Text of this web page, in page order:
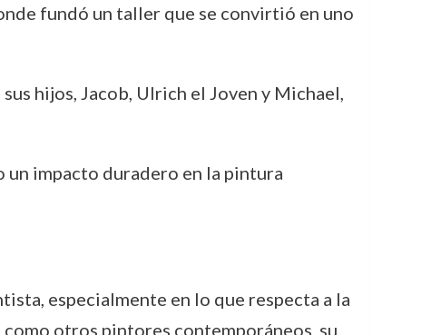
fundó un taller que se convirtió en uno
hijos, Jacob, Ulrich el Joven y Michael,
impacto duradero en la pintura
especialmente en lo que respecta a la
otros pintores contemporáneos, su